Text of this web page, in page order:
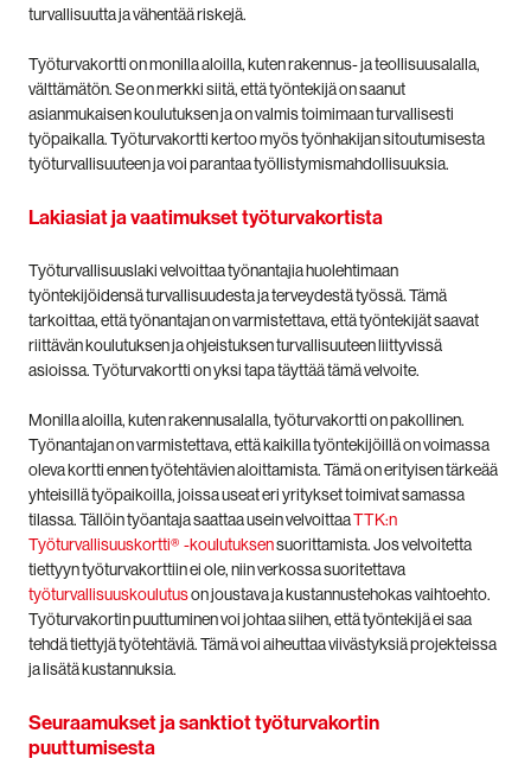
turvallisuutta ja vähentää riskejä.
Työturvakortti on monilla aloilla, kuten rakennus- ja teollisuusalalla,
välttämätön. Se on merkki siitä, että työntekijä on saanut
asianmukaisen koulutuksen ja on valmis toimimaan turvallisesti
työpaikalla. Työturvakortti kertoo myös työnhakijan sitoutumisesta
työturvallisuuteen ja voi parantaa työllistymismahdollisuuksia.
Lakiasiat ja vaatimukset työturvakortista
Työturvallisuuslaki velvoittaa työnantajia huolehtimaan
työntekijöidensä turvallisuudesta ja terveydestä työssä. Tämä
tarkoittaa, että työnantajan on varmistettava, että työntekijät saavat
riittävän koulutuksen ja ohjeistuksen turvallisuuteen liittyvissä
asioissa. Työturvakortti on yksi tapa täyttää tämä velvoite.
Monilla aloilla, kuten rakennusalalla, työturvakortti on pakollinen.
Työnantajan on varmistettava, että kaikilla työntekijöillä on voimassa
oleva kortti ennen työtehtävien aloittamista. Tämä on erityisen tärkeää
yhteisillä työpaikoilla, joissa useat eri yritykset toimivat samassa
tilassa. Tällöin työantaja saattaa usein velvoittaaTTK:n
Työturvallisuuskortti® -koulutuksensuorittamista. Jos velvoitetta
tiettyyn työturvakorttiin ei ole, niin verkossa suoritettava
työturvallisuuskoulutuson joustava ja kustannustehokas vaihtoehto.
Työturvakortin puuttuminen voi johtaa siihen, että työntekijä ei saa
tehdä tiettyjä työtehtäviä. Tämä voi aiheuttaa viivästyksiä projekteissa
ja lisätä kustannuksia.
Seuraamukset ja sanktiot työturvakortin
puuttumisesta